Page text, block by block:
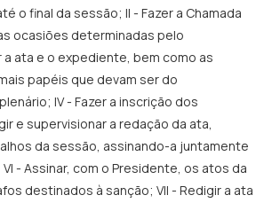
o final da sessão; II - Fazer a Chamada
ocasiões determinadas pelo
a ata e o expediente, bem como as
papéis que devam ser do
IV - Fazer a inscrição dos
e supervisionar a redação da ata,
da sessão, assinando-a juntamente
- Assinar, com o Presidente, os atos da
destinados à sanção; VII - Redigir a ata